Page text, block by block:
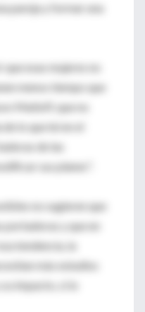
pareja y formar una
esas mujeres no
menos tiempo que
Matloff, que no
lo que leí en el
de las
sus planes".
no sugieren que
portadoras y que en
tendencia, la
más estudios
impacto, si lo